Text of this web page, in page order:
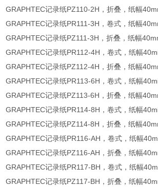
GRAPHTEC记录纸PZ110-2H，折叠，纸幅
GRAPHTEC记录纸PR111-3H，卷式，纸幅
GRAPHTEC记录纸PZ111-3H，折叠，纸幅
GRAPHTEC记录纸PR112-4H，卷式，纸幅
GRAPHTEC记录纸PZ112-4H，折叠，纸幅
GRAPHTEC记录纸PR113-6H，卷式，纸幅
GRAPHTEC记录纸PZ113-6H，折叠，纸幅
GRAPHTEC记录纸PR114-8H，卷式，纸幅
GRAPHTEC记录纸PZ114-8H，折叠，纸幅
GRAPHTEC记录纸PR116-AH，卷式，纸幅
GRAPHTEC记录纸PZ116-AH，折叠，纸幅
GRAPHTEC记录纸PR117-BH，卷式，纸幅
GRAPHTEC记录纸PZ117-BH，折叠，纸幅